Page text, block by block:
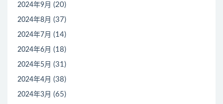
2024年9月 (20)
2024年8月 (37)
2024年7月 (14)
2024年6月 (18)
2024年5月 (31)
2024年4月 (38)
2024年3月 (65)